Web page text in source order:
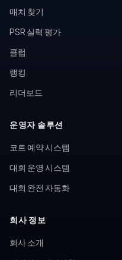
매치 찾기
PSR 실력 평가
클럽
랭킹
리더보드
운영자 솔루션
코트 예약 시스템
대회 운영 시스템
대회 완전 자동화
회사 정보
회사 소개